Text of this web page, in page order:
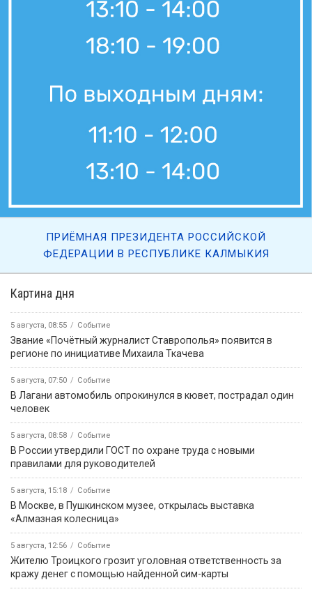
Картина дня
5 августа, 08:55 Событие
Звание «Почётный журналист Ставрополья» появится в
регионе по инициативе Михаила Ткачева
5 августа, 07:50 Событие
В Лагани автомобиль опрокинулся в кювет, пострадал один
человек
5 августа, 08:58 Событие
В России утвердили ГОСТ по охране труда с новыми
правилами для руководителей
5 августа, 15:18 Событие
В Москве, в Пушкинском музее, открылась выставка
«Алмазная колесница»
5 августа, 12:56 Событие
Жителю Троицкого грозит уголовная ответственность за
кражу денег с помощью найденной сим-карты
ПРИЁМНАЯ ПРЕЗИДЕНТА РОССИЙСКОЙ
ФЕДЕРАЦИИ В РЕСПУБЛИКЕ КАЛМЫКИЯ